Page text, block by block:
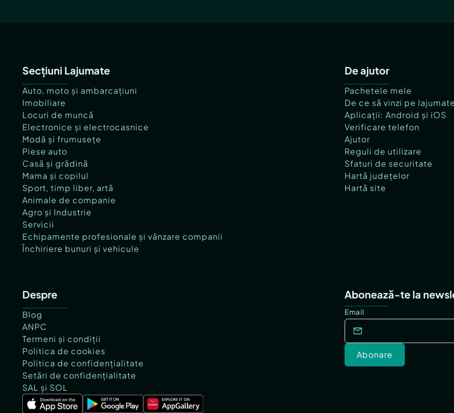
Secțiuni Lajumate
Auto, moto și ambarcațiuni
Imobiliare
Locuri de muncă
Electronice și electrocasnice
Modă și frumusețe
Piese auto
Casă și grădină
Mama și copilul
Sport, timp liber, artă
Animale de companie
Agro și Industrie
Servicii
Echipamente profesionale și vânzare companii
Închiriere bunuri și vehicule
De ajutor
Pachetele mele
De ce să vinzi pe
Aplicații: Android și iOS
Verificare telefon
Ajutor
Reguli de utilizare
Sfaturi de securitate
Hartă județelor
Hartă site
Despre
Blog
ANPC
Termeni și condiții
Politica de cookies
Politica de confidențialitate
Setări de confidențialitate
SAL și SOL
Abonează-te la
Email
Abonare